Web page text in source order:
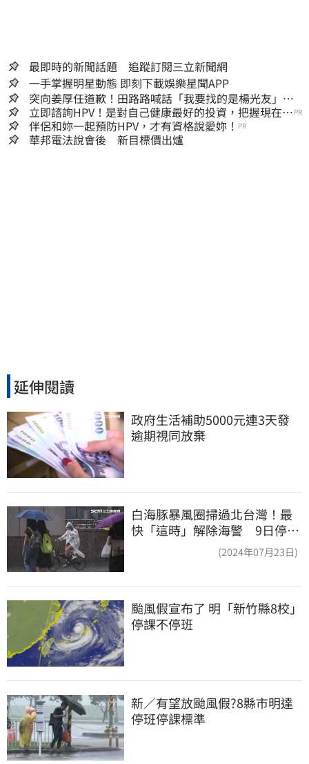
最即時的新聞話題 追蹤訂閱三立新聞網
一手掌握明星動態 即刻下載娛樂星聞APP
突向姜厚任道歉！田路路喊話「我要找的是楊光友」：
當時太衝動
立即諮詢HPV！是對自己健康最好的投資，把握現在不
嫌晚！
PR
伴侶和妳一起預防HPV，才有資格說愛妳！ PR
華邦電法說會後 新目標價出爐
延伸閱讀
政府生活補助5000元連3天發
逾期視同放棄
白海豚暴風圈掃過北台灣！最
快「這時」解除海警 9日停班
(2024年07月23日)
颱風假宣布了 明「新竹縣8校」
停課不停班
新／有望放颱風假?8縣市明達
停班停課標準